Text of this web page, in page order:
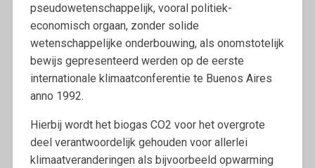
pseudowetenschappelijk, vooral politiek-
economisch orgaan, zonder solide
wetenschappelijke onderbouwing, als onomstotelijk
bewijs gepresenteerd werden op de eerste
internationale klimaatconferentie te Buenos Aires
anno 1992.
Hierbij wordt het biogas CO2 voor het overgrote
deel verantwoordelijk gehouden voor allerlei
klimaatveranderingen als bijvoorbeeld opwarming